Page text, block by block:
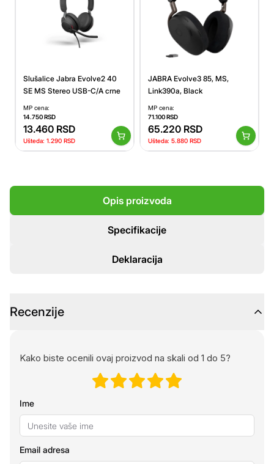
Slušalice Jabra Evolve2 40
SE MS Stereo USB-C/A crne
MP cena:
14.750RSD
13.460 RSD
Ušteda: 1.290 RSD
JABRA Evolve3 85, MS,
Link390a, Black
MP cena:
71.100RSD
65.220 RSD
Ušteda: 5.880 RSD
Opis proizvoda
Specifikacije
Deklaracija
Recenzije
Kako biste ocenili ovaj proizvod na skali od 1 do 5?
Ime
Email adresa